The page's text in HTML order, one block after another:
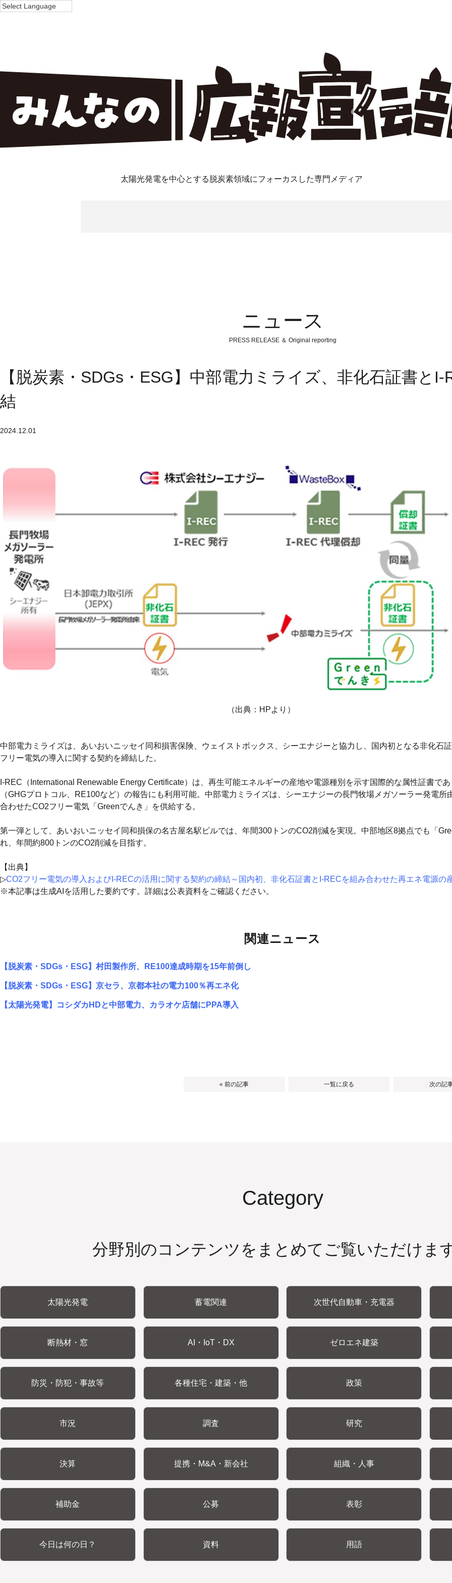
太陽光発電を中心とする脱炭素領域にフォーカスした専門メディア
ニュース
PRESS RELEASE ＆ Original reporting
【脱炭素・SDGs・ESG】中部電力ミライズ、非化石証書とI-
結
2024.12.01
（出典：HPより）
中部電力ミライズは、あいおいニッセイ同和損害保険、ウェイストボックス、シーエナジーと協力し、国内初となる非化石
フリー電気の導入に関する契約を締結した。
I-REC（International Renewable Energy Certificate）は、再生可能エネルギーの産地や電源種別を示す国際的な属性証書で
（GHGプロトコル、RE100など）の報告にも利用可能。中部電力ミライズは、シーエナジーの長門牧場メガソーラー発電所
合わせたCO2フリー電気「Greenでんき」を供給する。
第一弾として、あいおいニッセイ同和損保の名古屋名駅ビルでは、年間300トンのCO2削減を実現。中部地区8拠点でも「
れ、年間約800トンのCO2削減を目指す。
【出典】
▷CO2フリー電気の導入およびI-RECの活用に関する契約の締結～国内初、非化石証書とI-RECを組み合わせた再エネ電源の
※本記事は生成AIを活用した要約です。詳細は公表資料をご確認ください。
関連ニュース
【脱炭素・SDGs・ESG】村田製作所、RE100達成時期を15年前倒し
【脱炭素・SDGs・ESG】京セラ、京都本社の電力100％再エネ化
【太陽光発電】コシダカHDと中部電力、カラオケ店舗にPPA導入
« 前の記事 一覧に戻る 次の記
Category
分野別のコンテンツをまとめてご覧いただけま
太陽光発電 蓄電関連 次世代自動車・充電器
断熱材・窓 AI・IoT・DX ゼロエネ建築
防災・防犯・事故等 各種住宅・建築・他 政策
市況 調査 研究
決算 提携・M&A・新会社 組織・人事
補助金 公募 表彰
今日は何の日？ 資料 用語